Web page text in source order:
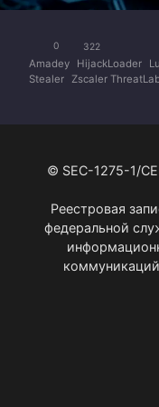
0 322
Amadey HijackLoader
Stealer
Zscaler
© SEC-1275-1/
Реестровая
федеральной